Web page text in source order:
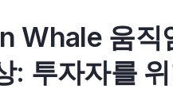
Whale 움
: 투자자를